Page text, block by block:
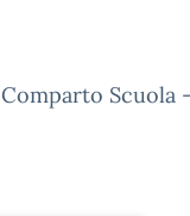
Scuola